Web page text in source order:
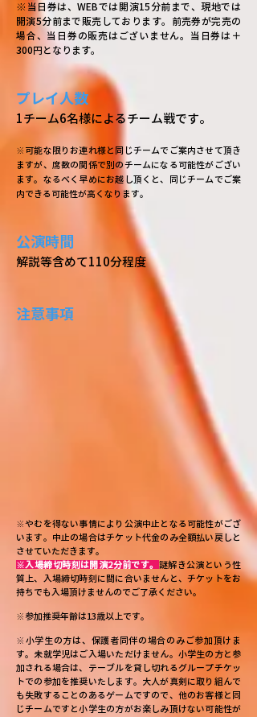
※当日券は、WEBでは開演15分前まで、現地では
開演5分前まで販売しております。前売券が完売の
場合、当日券の販売はございません。当日券は＋
300円となります。
プレイ人数
1チーム6名様によるチーム戦です。
※可能な限りお連れ様と同じチームでご案内させて頂き
ますが、席数の関係で別のチームになる可能性がござい
ます。なるべく早めにお越し頂くと、同じチームでご案
内できる可能性が高くなります。
公演時間
解説等含めて110分程度
注意事項
※やむを得ない事情により公演中止となる可能性がござ
います。中止の場合はチケット代金のみ全額払い戻しと
させていただきます。
※入場締切時刻は開演2分前です。 謎解き公演という性
質上、入場締切時刻に間に合いませんと、チケットをお
持ちでも入場頂けませんのでご了承ください。
※参加推奨年齢は13歳以上です。
※小学生の方は、保護者同伴の場合のみご参加頂けま
す。未就学児はご入場いただけません。小学生の方と参
加される場合は、テーブルを貸し切れるグループチケッ
トでの参加を推奨いたします。大人が真剣に取り組んで
も失敗することのあるゲームですので、他のお客様と同
じチームですと小学生の方がお楽しみ頂けない可能性が